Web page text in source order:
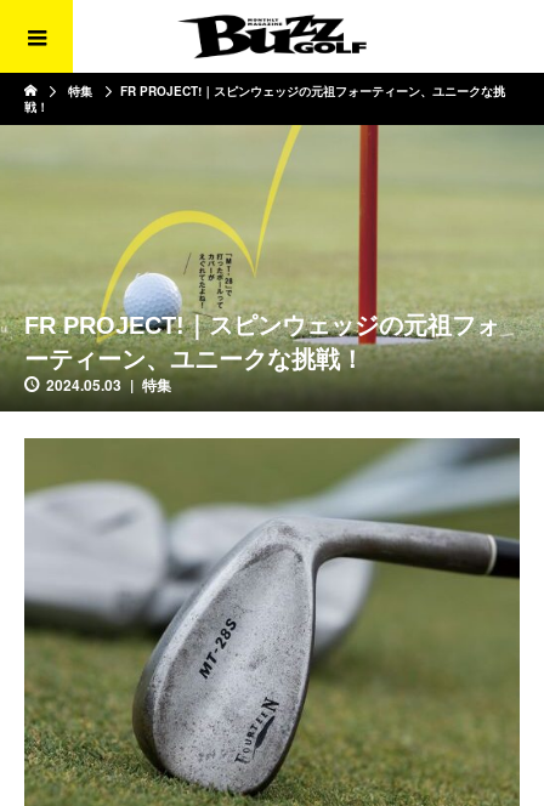
特集
FR PROJECT!｜スピンウェッジの元祖フォーティーン、ユニークな挑
戦！
FR PROJECT!｜スピンウェッジの元祖フォ
ーティーン、ユニークな挑戦！
2024.05.03 特集